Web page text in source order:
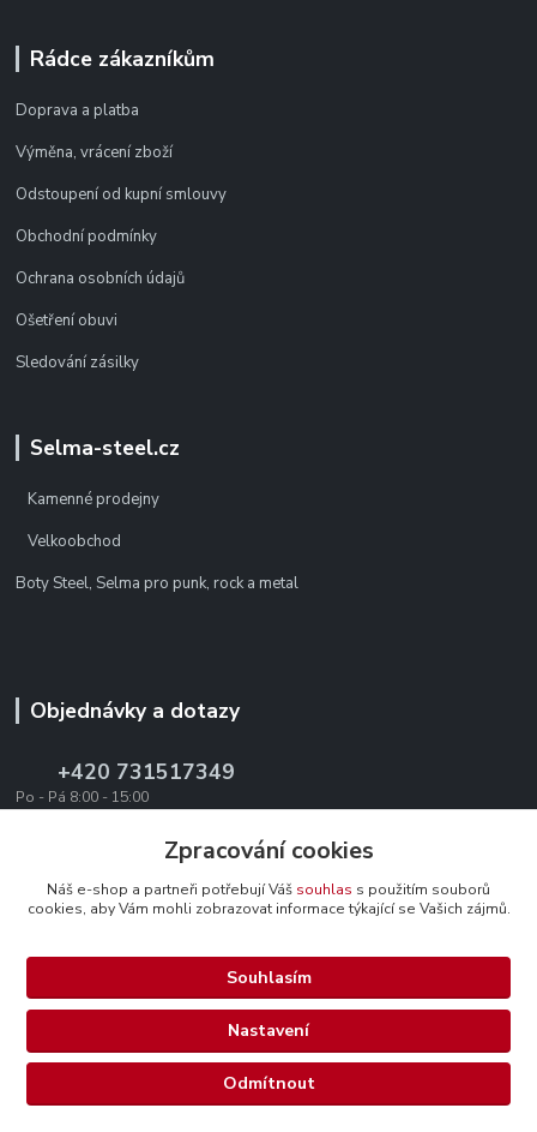
Rádce zákazníkům
Doprava a platba
Výměna, vrácení zboží
Odstoupení od kupní smlouvy
Obchodní podmínky
Ochrana osobních údajů
Ošetření obuvi
Sledování zásilky
Selma-steel.cz
Kamenné prodejny
Velkoobchod
Boty Steel, Selma pro punk, rock a metal
Objednávky a dotazy
+420 731517349
Po - Pá 8:00 - 15:00
office@texevo.cz
Upravit sběr cookies.
Selma-steel.cz - Všechna práva vyhrazena.
Zpracování cookies
Náš e-shop a partneři potřebují Váš souhlas s použitím souborů
cookies, aby Vám mohli zobrazovat informace týkající se Vašich zájmů.
Nastavení
Souhlasím